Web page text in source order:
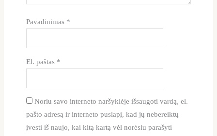
Pavadinimas *
El. paštas *
Noriu savo interneto naršyklėje išsaugoti vardą, el.
pašto adresą ir interneto puslapį, kad jų nebereiktų
įvesti iš naujo, kai kitą kartą vėl norėsiu parašyti